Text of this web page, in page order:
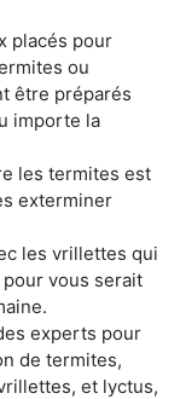
placés pour
ou
être préparés
importe la
les termites est
exterminer
les vrillettes qui
vous serait
experts pour
de termites,
et lyctus,